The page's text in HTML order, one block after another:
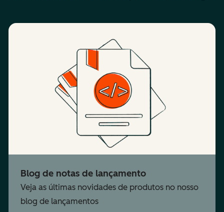
Blog de notas de lançamento
Veja as últimas novidades de produtos no nosso
blog de lançamentos